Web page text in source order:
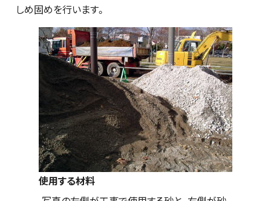
しめ固めを行います。
使用する材料